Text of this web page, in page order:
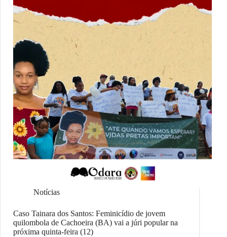
Notícias
Caso Tainara dos Santos: Feminicídio de jovem
quilombola de Cachoeira (BA) vai a júri popular na
próxima quinta-feira (12)